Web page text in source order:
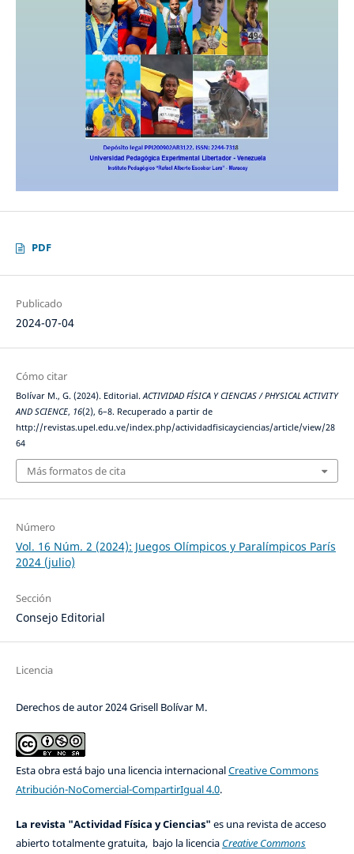
PDF
Publicado
2024-07-04
Cómo citar
Bolívar M., G. (2024). Editorial. ACTIVIDAD FÍSICA Y CIENCIAS / PHYSICAL ACTIVITY
AND SCIENCE, 16(2), 6–8. Recuperado a partir de
http://revistas.upel.edu.ve/index.php/actividadfisicayciencias/article/view/28
64
Más formatos de cita
Número
Vol. 16 Núm. 2 (2024): Juegos Olímpicos y Paralímpicos París
2024 (julio)
Sección
Consejo Editorial
Licencia
Derechos de autor 2024 Grisell Bolívar M.
Esta obra está bajo una licencia internacionalCreative Commons
Atribución-NoComercial-CompartirIgual 4.0.
La revista "Actividad Física y Ciencias" es una revista de acceso
abierto totalmente gratuita, bajo la licencia Creative Commons